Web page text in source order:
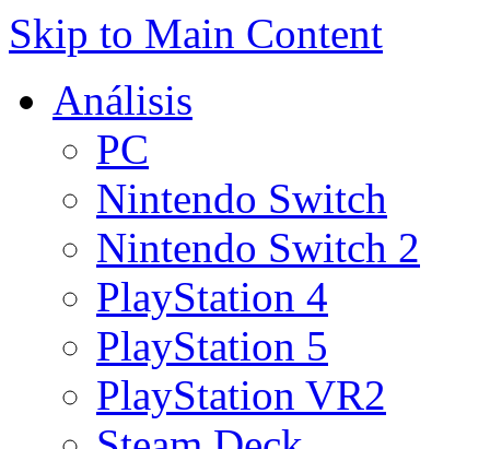
Skip to Main Content
Análisis
PC
Nintendo Switch
Nintendo Switch 2
PlayStation 4
PlayStation 5
PlayStation VR2